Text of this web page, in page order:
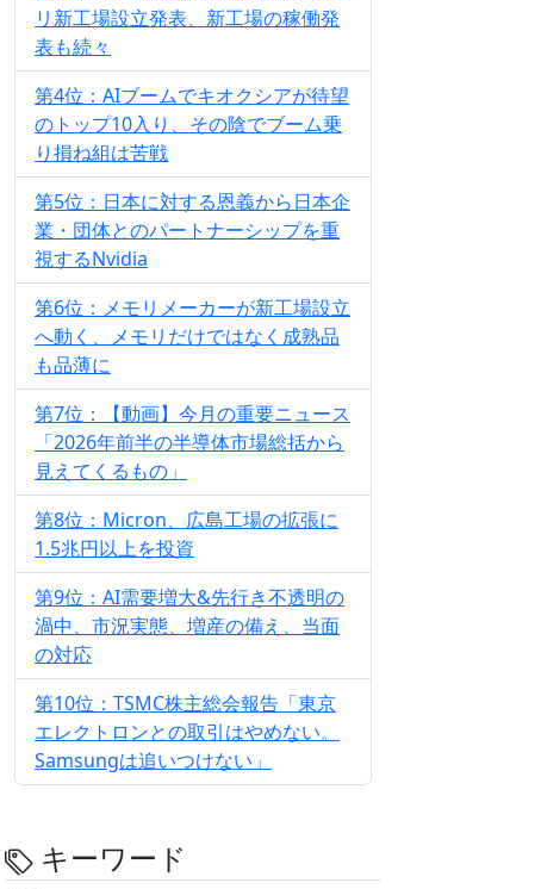
リ新工場設立発表、新工場の稼働発
表も続々
第4位：AIブームでキオクシアが待望
のトップ10入り、その陰でブーム乗
り損ね組は苦戦
第5位：日本に対する恩義から日本企
業・団体とのパートナーシップを重
視するNvidia
第6位：メモリメーカーが新工場設立
へ動く、メモリだけではなく成熟品
も品薄に
第7位：【動画】今月の重要ニュース
「2026年前半の半導体市場総括から
見えてくるもの」
第8位：Micron、広島工場の拡張に
1.5兆円以上を投資
第9位：AI需要増大&先行き不透明の
渦中、市況実態、増産の備え、当面
の対応
第10位：TSMC株主総会報告「東京
エレクトロンとの取引はやめない。
Samsungは追いつけない」
キーワード